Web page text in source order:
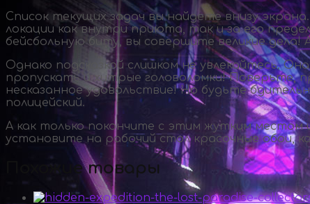
Список текущих задач вы найдете внизу
локации как внутри приюта, так и за его
бейсбольную биту, вы совершите великие дела!
Однако подсказкой слишком не увлекайтесь.
пропускать и хитрые головоломки! Поверьте,
несказанное удовольствие! Но будьте
полицейский.
А как только покончите с этим жутким местом
установите на рабочий стол красочные обои,
Похожие товары